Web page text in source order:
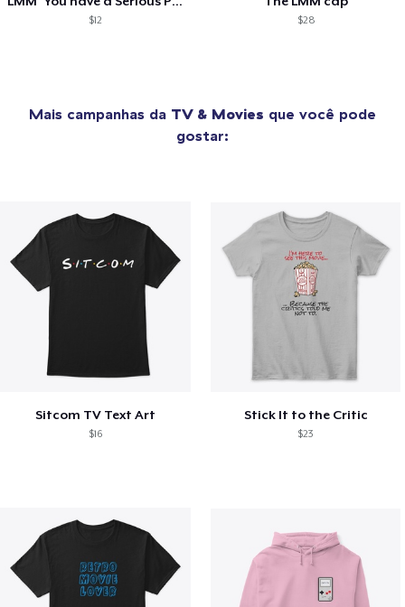
$12 $28
Mais campanhas da TV & Movies que você pode
gostar:
Sitcom TV Text Art
$16
Stick It to the Critic
$23